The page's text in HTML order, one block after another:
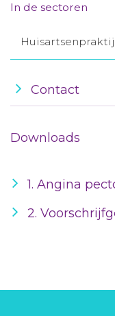
In de sectoren
Contact
Downloads
1. Angina
2.